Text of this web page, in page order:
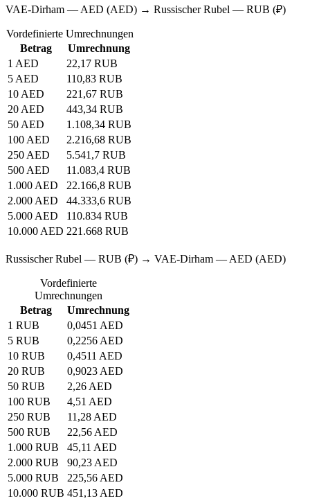
VAE-Dirham — AED (AED) → Russischer Rubel — RUB (₽)
Vordefinierte Umrechnungen
Betrag
Umrechnung
1 AED
22,17 RUB
5 AED
110,83 RUB
10 AED
221,67 RUB
20 AED
443,34 RUB
50 AED
1.108,34 RUB
100 AED
2.216,68 RUB
250 AED
5.541,7 RUB
500 AED
11.083,4 RUB
1.000 AED
22.166,8 RUB
2.000 AED
44.333,6 RUB
5.000 AED
110.834 RUB
10.000 AED 221.668 RUB
Russischer Rubel — RUB (₽) → VAE-Dirham — AED (AED)
Vordefinierte
Umrechnungen
Betrag
Umrechnung
1 RUB
0,0451 AED
5 RUB
0,2256 AED
10 RUB
0,4511 AED
20 RUB
0,9023 AED
50 RUB
2,26 AED
100 RUB
4,51 AED
250 RUB
11,28 AED
500 RUB
22,56 AED
1.000 RUB
45,11 AED
2.000 RUB
90,23 AED
5.000 RUB
225,56 AED
10.000 RUB 451,13 AED